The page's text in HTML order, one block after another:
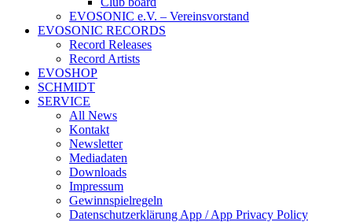
EVOSONIC e.V. ‒ Vereinsvorstand
EVOSONIC RECORDS
Record Releases
Record Artists
EVOSHOP
SCHMIDT
SERVICE
All News
Kontakt
Newsletter
Mediadaten
Downloads
Impressum
Gewinnspielregeln
Datenschutzerklärung App / App Privacy Policy